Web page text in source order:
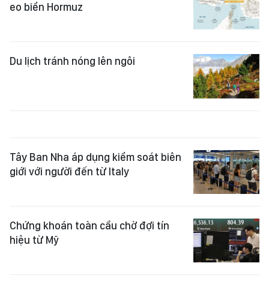
eo biển Hormuz
Du lịch tránh nóng lên ngôi
Tây Ban Nha áp dụng kiểm soát biên
giới với người đến từ Italy
Chứng khoán toàn cầu chờ đợi tín
hiệu từ Mỹ